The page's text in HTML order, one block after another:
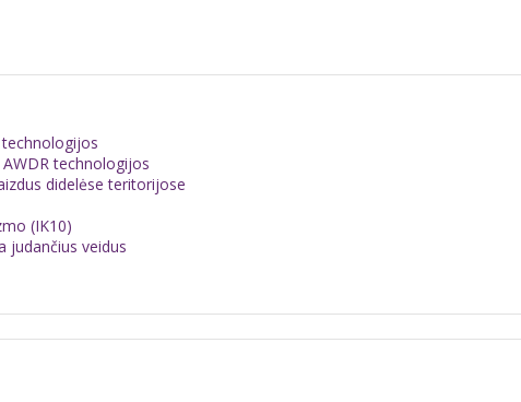
technologijos
didelėse teritorijose
(IK10)
judančius veidus